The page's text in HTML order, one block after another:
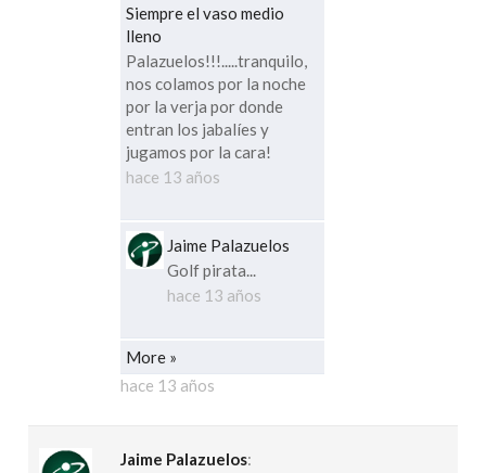
Siempre el vaso medio
lleno
Palazuelos!!!.....tranquilo,
nos colamos por la noche
por la verja por donde
entran los jabalíes y
jugamos por la cara!
hace 13 años
Jaime Palazuelos
Golf pirata...
hace 13 años
More »
hace 13 años
Jaime Palazuelos: